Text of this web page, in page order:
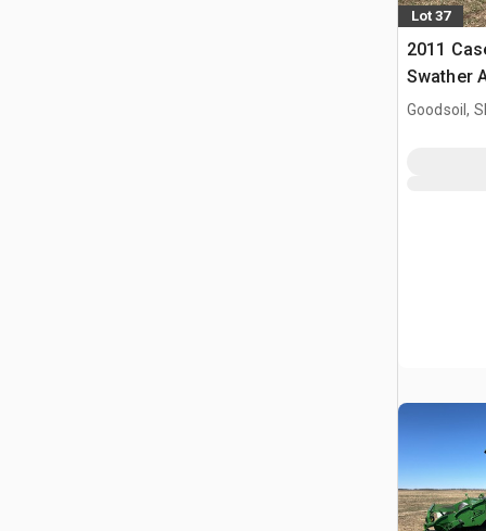
Lot 37
2011
Swather
Goodsoil,